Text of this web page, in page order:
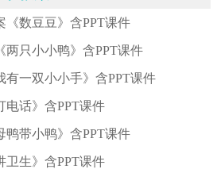
《数豆豆》含PPT课件
两只小小鸭》含PPT课件
有一双小小手》含PPT课件
电话》含PPT课件
鸭带小鸭》含PPT课件
卫生》含PPT课件